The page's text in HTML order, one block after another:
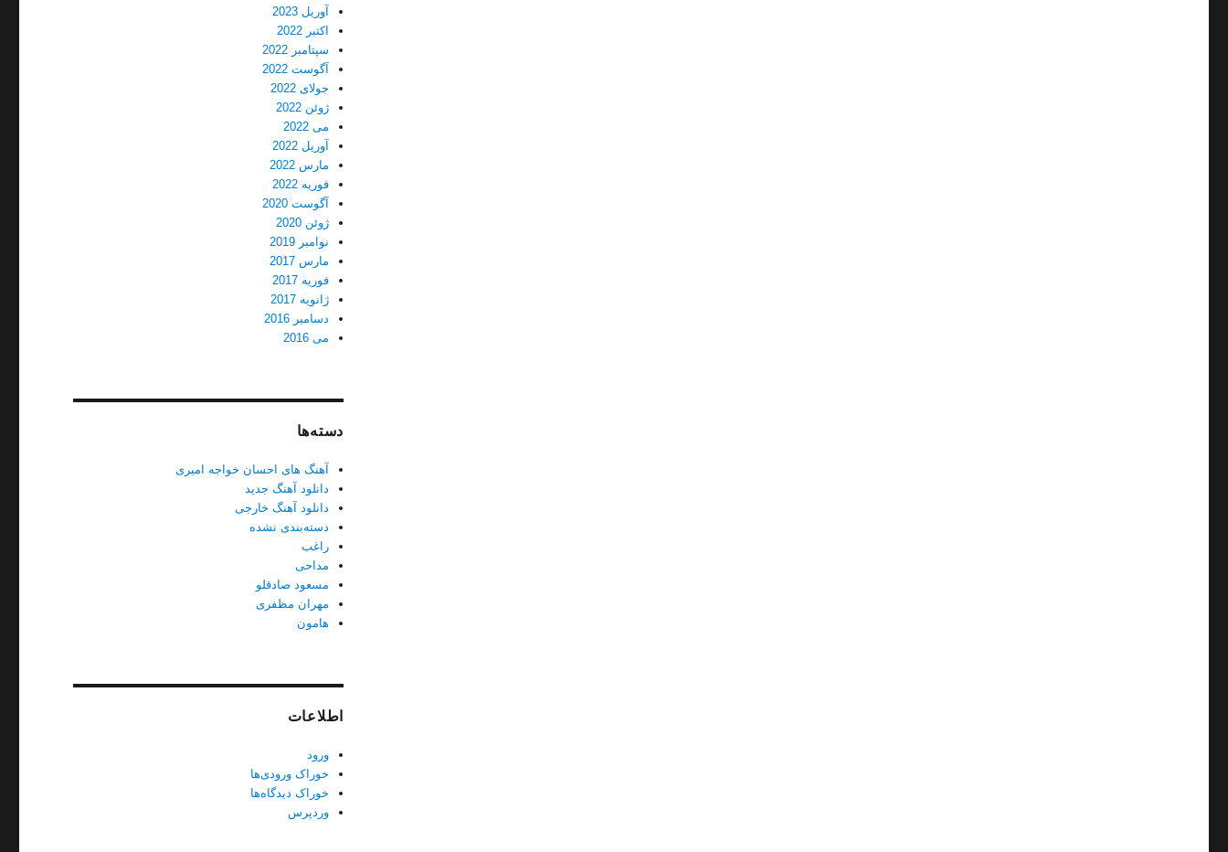
آوریل 2023
اکتبر 2022
سپتامبر 2022
آگوست 2022
جولای 2022
ژوئن 2022
می 2022
آوریل 2022
مارس 2022
فوریه 2022
آگوست 2020
ژوئن 2020
نوامبر 2019
مارس 2017
فوریه 2017
ژانویه 2017
دسامبر 2016
می 2016
دسته‌ها
آهنگ های احسان خواجه امیری
دانلود آهنگ جدید
دانلود آهنگ خارجی
دسته‌بندی نشده
راغب
مداحی
مسعود صادقلو
مهران مظفری
هامون
اطلاعات
ورود
خوراک ورودی‌ها
خوراک دیدگاه‌ها
وردپرس